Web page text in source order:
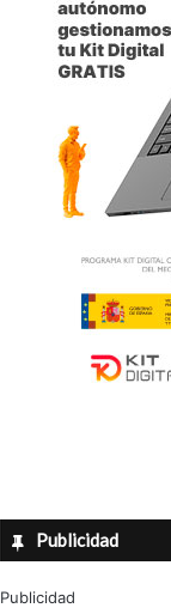
Publicidad
Publicidad